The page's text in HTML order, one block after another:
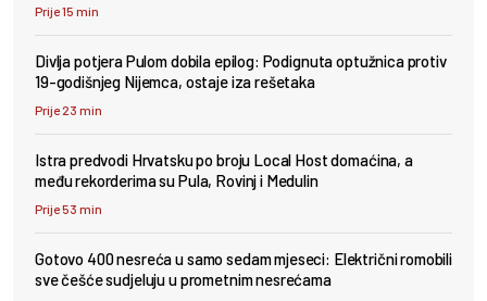
Prije 15 min
Divlja potjera Pulom dobila epilog: Podignuta optužnica protiv
19-godišnjeg Nijemca, ostaje iza rešetaka
Prije 23 min
Istra predvodi Hrvatsku po broju Local Host domaćina, a
među rekorderima su Pula, Rovinj i Medulin
Prije 53 min
Gotovo 400 nesreća u samo sedam mjeseci: Električni romobili
sve češće sudjeluju u prometnim nesrećama